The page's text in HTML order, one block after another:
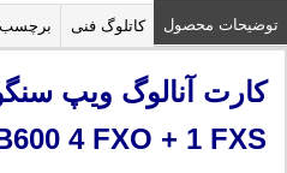
توضیحات محصول کاتلوگ فنی
کارت آنالوگ ویپ
4 FXO + 1 FXS